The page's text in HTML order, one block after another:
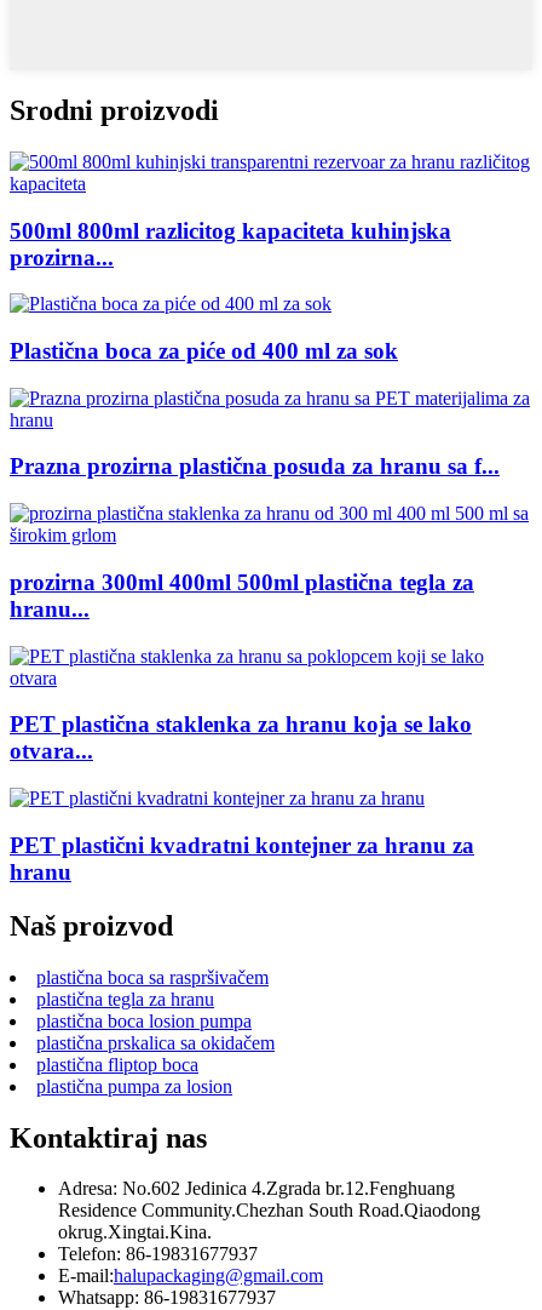
Srodni proizvodi
500ml 800ml razlicitog kapaciteta kuhinjska
prozirna...
Plastična boca za piće od 400 ml za sok
Prazna prozirna plastična posuda za hranu sa f...
prozirna 300ml 400ml 500ml plastična tegla za
hranu...
PET plastična staklenka za hranu koja se lako
otvara...
PET plastični kvadratni kontejner za hranu za
hranu
Naš proizvod
plastična boca sa raspršivačem
plastična tegla za hranu
plastična boca losion pumpa
plastična prskalica sa okidačem
plastična fliptop boca
plastična pumpa za losion
Kontaktiraj nas
Adresa: No.602 Jedinica 4.Zgrada br.12.Fenghuang
Residence Community.Chezhan South Road.Qiaodong
okrug.Xingtai.Kina.
Telefon: 86-19831677937
E-mail:halupackaging@gmail.com
Whatsapp: 86-19831677937